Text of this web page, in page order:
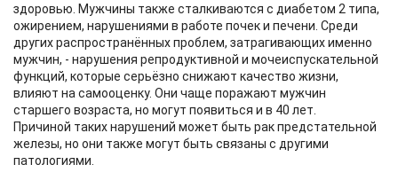
здоровью. Мужчины также сталкиваются с диабетом 2 типа,
ожирением, нарушениями в работе почек и печени. Среди
других распространённых проблем, затрагивающих именно
мужчин, - нарушения репродуктивной и мочеиспускательной
функций, которые серьёзно снижают качество жизни,
влияют на самооценку. Они чаще поражают мужчин
старшего возраста, но могут появиться и в 40 лет.
Причиной таких нарушений может быть рак предстательной
железы, но они также могут быть связаны с другими
патологиями.